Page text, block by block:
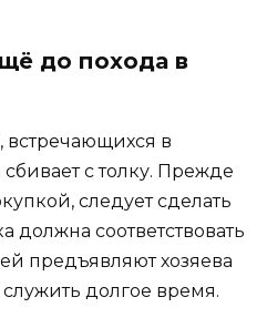
до похода в
встречающихся в
с толку. Прежде
следует сделать
должна соответствовать
предъявляют хозяева
долгое время.